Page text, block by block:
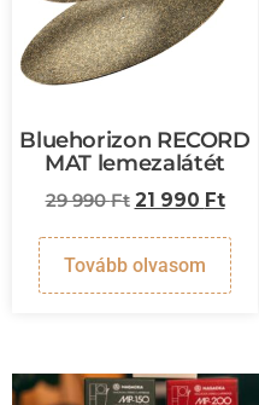
Bluehorizon RECORD
MAT lemezalátét
29 990Ft 21 990 Ft
Tovább olvasom